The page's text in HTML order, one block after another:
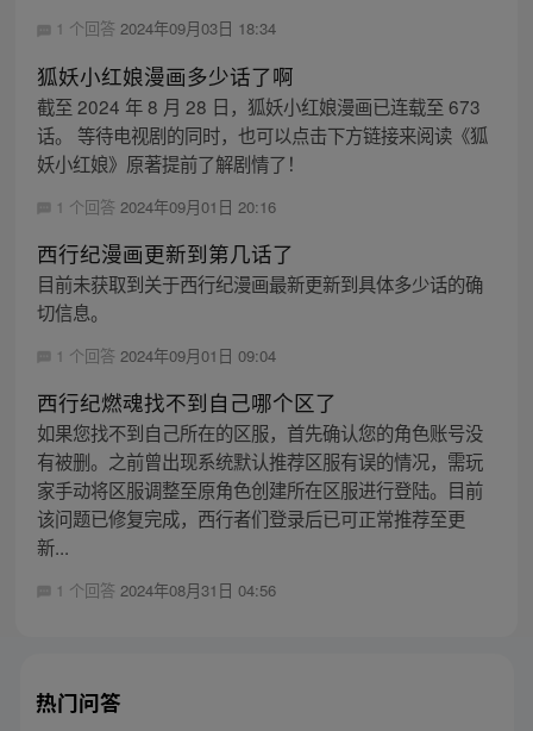
1 个回答 2024年09月03日 18:34
狐妖小红娘漫画多少话了啊
截至 2024 年 8 月 28 日，狐妖小红娘漫画已连载至 673
话。 等待电视剧的同时，也可以点击下方链接来阅读《狐
妖小红娘》原著提前了解剧情了！
1 个回答 2024年09月01日 20:16
西行纪漫画更新到第几话了
目前未获取到关于西行纪漫画最新更新到具体多少话的确
切信息。
1 个回答 2024年09月01日 09:04
西行纪燃魂找不到自己哪个区了
如果您找不到自己所在的区服，首先确认您的角色账号没
有被删。之前曾出现系统默认推荐区服有误的情况，需玩
家手动将区服调整至原角色创建所在区服进行登陆。目前
该问题已修复完成，西行者们登录后已可正常推荐至更
新...
1 个回答 2024年08月31日 04:56
热门问答